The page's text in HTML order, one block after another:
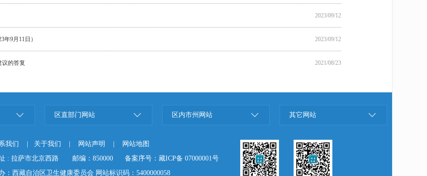
2023/09/12
9月11日） 2023/09/12
议的答复 2021/08/23
区直部门网站 区内市州网站 其它网站
我们 关于我们 网站声明
网站地图
: 拉萨市北京西路 邮编：850000 备案序号：藏ICP备 07000001号
：西藏自治区卫生健康委员会 网站标识码：5400000058